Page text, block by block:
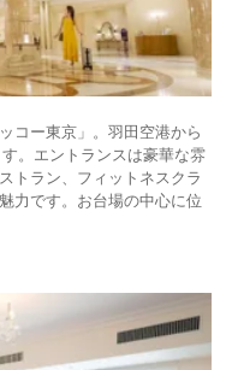
コー東京」。羽田空港から
。エントランスは豪華な雰
トラン、フィットネスクラ
力です。お台場の中心に位